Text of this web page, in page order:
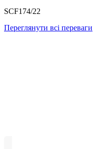
SCF174/22
Переглянути всі переваги